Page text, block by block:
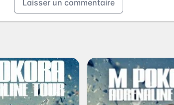
Laisser un commentaire